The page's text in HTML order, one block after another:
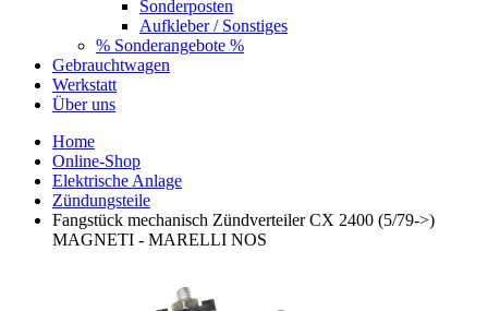
Sonderposten
Aufkleber / Sonstiges
% Sonderangebote %
Gebrauchtwagen
Werkstatt
Über uns
Home
Online-Shop
Elektrische Anlage
Zündungsteile
Fangstück mechanisch Zündverteiler CX 2400 (5/79->)
MAGNETI - MARELLI NOS